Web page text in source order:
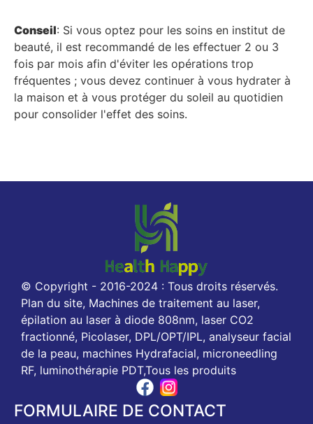
Conseil: Si vous optez pour les soins en institut de
beauté, il est recommandé de les effectuer 2 ou 3
fois par mois afin d'éviter les opérations trop
fréquentes ; vous devez continuer à vous hydrater à
la maison et à vous protéger du soleil au quotidien
pour consolider l'effet des soins.
© Copyright - 2016-2024 : Tous droits réservés.
Plan du site, Machines de traitement au laser,
épilation au laser à diode 808nm, laser CO2
fractionné, Picolaser, DPL/OPT/IPL, analyseur facial
de la peau, machines Hydrafacial, microneedling
RF, luminothérapie PDT,Tous les produits
FORMULAIRE DE CONTACT